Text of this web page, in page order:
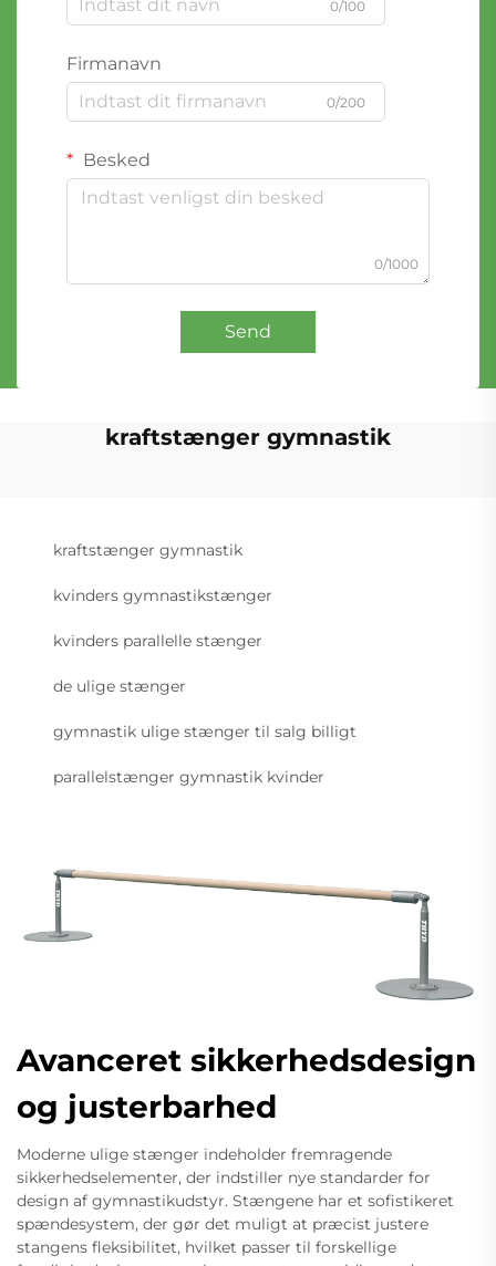
0/100
Firmanavn
0/200
Besked
0/1000
Send
kraftstænger gymnastik
kraftstænger gymnastik
kvinders gymnastikstænger
kvinders parallelle stænger
de ulige stænger
gymnastik ulige stænger til salg billigt
parallelstænger gymnastik kvinder
Avanceret sikkerhedsdesign
og justerbarhed
Moderne ulige stænger indeholder fremragende
sikkerhedselementer, der indstiller nye standarder for
design af gymnastikudstyr. Stængene har et sofistikeret
spændesystem, der gør det muligt at præcist justere
stangens fleksibilitet, hvilket passer til forskellige